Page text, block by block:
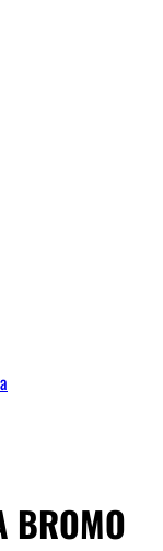
BROMO